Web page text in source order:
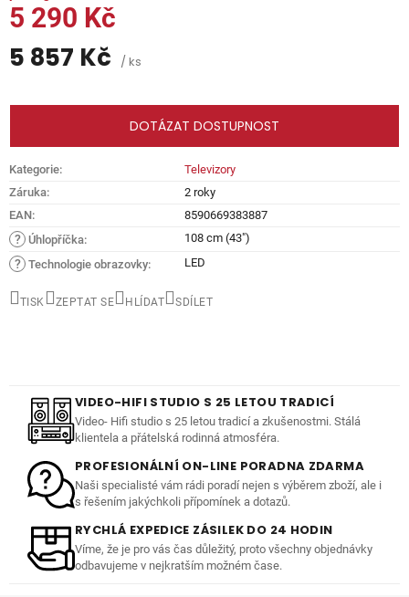
5 290 Kč
5 857 Kč / ks
cena:
Kategorie:
Televizory
Záruka:
2 roky
EAN: 8590669383887
? Úhlopříčka: 108 cm (43")
? Technologie obrazovky: LED
DOTÁZAT DOSTUPNOST
TISK ZEPTAT SE HLÍDAT SDÍLET
VIDEO-HIFI STUDIO S 25 LETOU TRADICÍ
Video- Hifi studio s 25 letou tradicí a zkušenostmi. Stálá
klientela a přátelská rodinná atmosféra.
PROFESIONÁLNÍ ON-LINE PORADNA ZDARMA
Naši specialisté vám rádi poradí nejen s výběrem zboží, ale i
s řešením jakýchkoli přípomínek a dotazů.
RYCHLÁ EXPEDICE ZÁSILEK DO 24 HODIN
Víme, že je pro vás čas důležitý, proto všechny objednávky
odbavujeme v nejkratším možném čase.